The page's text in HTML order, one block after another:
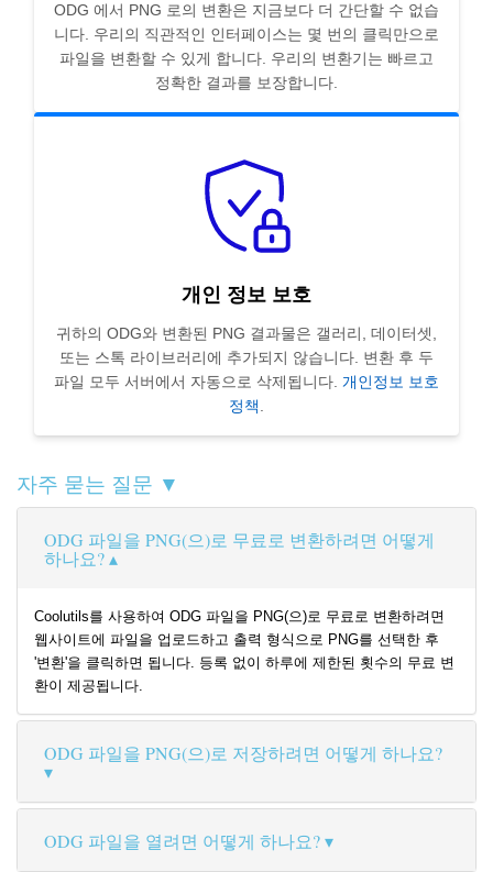
ODG 에서 PNG 로의 변환은 지금보다 더 간단할 수 없습
니다. 우리의 직관적인 인터페이스는 몇 번의 클릭만으로
파일을 변환할 수 있게 합니다. 우리의 변환기는 빠르고
정확한 결과를 보장합니다.
개인 정보 보호
귀하의 ODG와 변환된 PNG 결과물은 갤러리, 데이터셋,
또는 스톡 라이브러리에 추가되지 않습니다. 변환 후 두
파일 모두 서버에서 자동으로 삭제됩니다. 개인정보 보호
정책.
자주 묻는 질문 ▼
ODG 파일을 PNG(으)로 무료로 변환하려면 어떻게
하나요?
Coolutils를 사용하여 ODG 파일을 PNG(으)로 무료로 변환하려면
웹사이트에 파일을 업로드하고 출력 형식으로 PNG를 선택한 후
'변환'을 클릭하면 됩니다. 등록 없이 하루에 제한된 횟수의 무료 변
환이 제공됩니다.
ODG 파일을 PNG(으)로 저장하려면 어떻게 하나요?
ODG 파일을 열려면 어떻게 하나요?